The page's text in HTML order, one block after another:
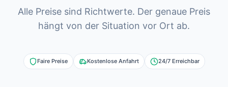
Alle Preise sind Richtwerte. Der genaue Preis
hängt von der Situation vor Ort ab.
Faire Preise Kostenlose Anfahrt 24/7 Erreichbar